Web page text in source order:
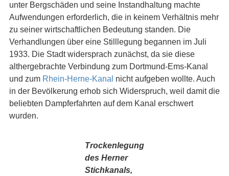
unter Bergschäden und seine Instandhaltung machte
Aufwendungen erforderlich, die in keinem Verhältnis mehr
zu seiner wirtschaftlichen Bedeutung standen. Die
Verhandlungen über eine Stilllegung begannen im Juli
1933. Die Stadt widersprach zunächst, da sie diese
althergebrachte Verbindung zum Dortmund-Ems-Kanal
und zum Rhein-Herne-Kanal nicht aufgeben wollte. Auch
in der Bevölkerung erhob sich Widerspruch, weil damit die
beliebten Dampferfahrten auf dem Kanal erschwert
wurden.
Trockenlegung
des Herner
Stichkanals,